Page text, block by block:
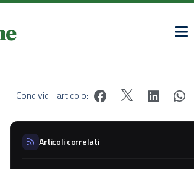
Condividi l'articolo:
Articoli correlati